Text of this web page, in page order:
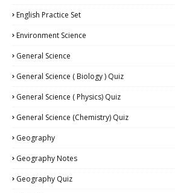
English Practice Set
Environment Science
General Science
General Science ( Biology ) Quiz
General Science ( Physics) Quiz
General Science (Chemistry) Quiz
Geography
Geography Notes
Geography Quiz